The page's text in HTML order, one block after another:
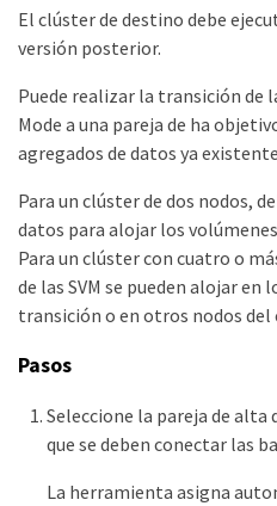
El clúster de destino debe
versión posterior.
Puede realizar la transición de
Mode a una pareja de ha
agregados de datos ya
Para un clúster de dos nodos,
datos para alojar los
Para un clúster con cuatro o
de las SVM se pueden alojar en
transición o en otros nodos del
Pasos
Seleccione la pareja de
que se deben conectar las
La herramienta asigna